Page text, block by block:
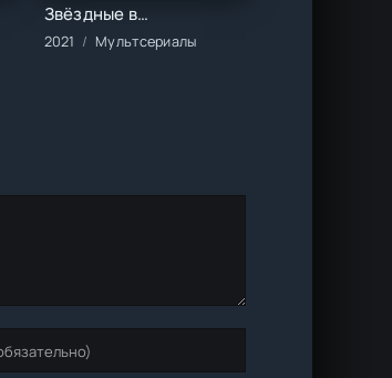
Боевики/Вестерн
Звёздные войны: Бракованная партия (2021)
2021 Мультсериалы